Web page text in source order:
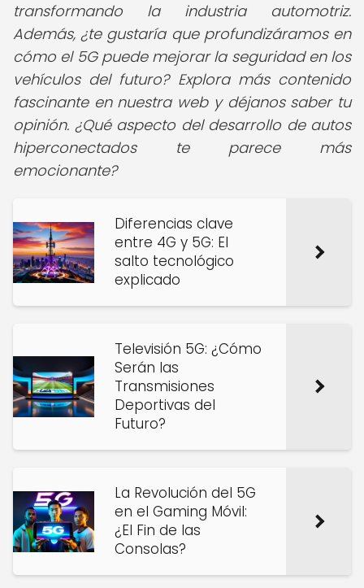
transformando la industria automotriz.
Además, ¿te gustaría que profundizáramos en
cómo el 5G puede mejorar la seguridad en los
vehículos del futuro? Explora más contenido
fascinante en nuestra web y déjanos saber tu
opinión. ¿Qué aspecto del desarrollo de autos
hiperconectados te parece más
emocionante?
Diferencias clave
entre 4G y 5G: El
salto tecnológico
explicado
Televisión 5G: ¿Cómo
Serán las
Transmisiones
Deportivas del
Futuro?
La Revolución del 5G
en el Gaming Móvil:
¿El Fin de las
Consolas?